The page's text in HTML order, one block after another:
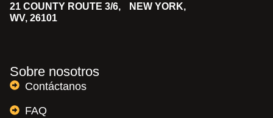
21 COUNTY ROUTE 3/6, NEW YORK,
WV, 26101
Sobre nosotros
Contáctanos
FAQ